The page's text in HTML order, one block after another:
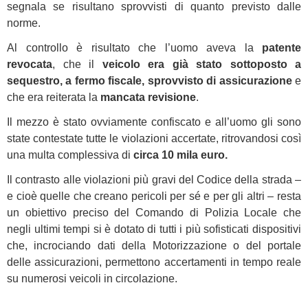
segnala se risultano sprovvisti di quanto previsto dalle
norme.
Al controllo è risultato che l’uomo aveva la patente
revocata, che il veicolo era già stato sottoposto a
sequestro, a fermo fiscale, sprovvisto di assicurazionee
che era reiterata la mancata revisione.
Il mezzo è stato ovviamente confiscato e all’uomo gli sono
state contestate tutte le violazioni accertate, ritrovandosi così
una multa complessiva di circa 10 mila euro.
Il contrasto alle violazioni più gravi del Codice della strada –
e cioè quelle che creano pericoli per sé e per gli altri – resta
un obiettivo preciso del Comando di Polizia Locale che
negli ultimi tempi si è dotato di tutti i più sofisticati dispositivi
che, incrociando dati della Motorizzazione o del portale
delle assicurazioni, permettono accertamenti in tempo reale
su numerosi veicoli in circolazione.